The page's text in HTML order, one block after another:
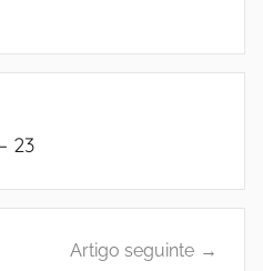
23
Artigo seguinte